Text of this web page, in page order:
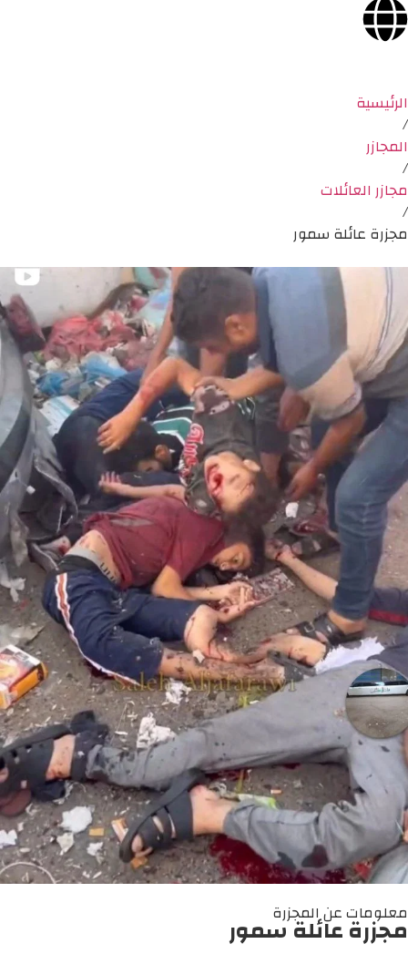
الرئيسية
/
المجازر
/
مجازر العائلات
/
مجزرة عائلة سمور
معلومات عن المجزرة
مجزرة عائلة سمور